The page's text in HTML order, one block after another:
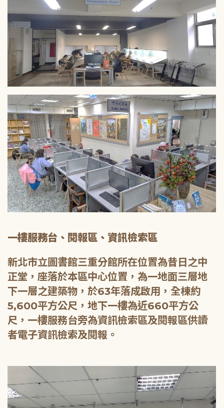
一樓服務台、閱報區、資訊檢索區
新北市立圖書館三重分館所在位置為昔日之中
正堂，座落於本區中心位置，為一地面三層地
下一層之建築物，於63年落成啟用，全棟約
5,600平方公尺，地下一樓為近660平方公
尺，一樓服務台旁為資訊檢索區及閱報區供讀
者電子資訊檢索及閱報。